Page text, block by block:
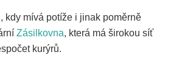
kdy mívá potíže i jinak poměrně
Zásilkovna, která má širokou síť
kurýrů.